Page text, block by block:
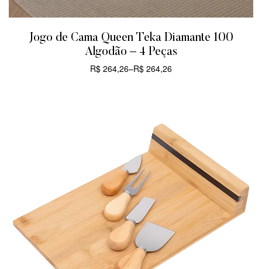
Jogo de Cama Queen Teka Diamante 100
Algodão – 4 Peças
R$ 264,26–R$ 264,26